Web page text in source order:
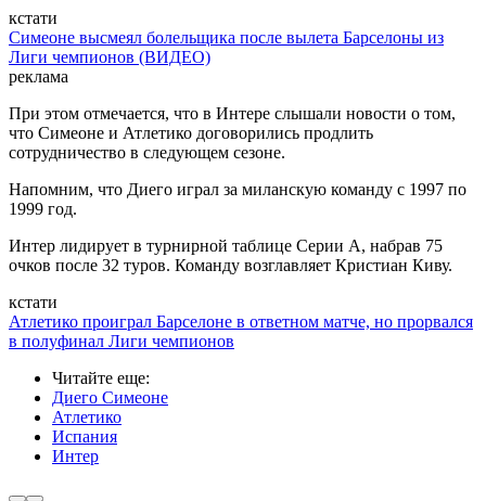
кстати
Симеоне высмеял болельщика после вылета Барселоны из
Лиги чемпионов (ВИДЕО)
реклама
При этом отмечается, что в Интере слышали новости о том,
что Симеоне и Атлетико договорились продлить
сотрудничество в следующем сезоне.
Напомним, что Диего играл за миланскую команду с 1997 по
1999 год.
Интер лидирует в турнирной таблице Серии А, набрав 75
очков после 32 туров. Команду возглавляет Кристиан Киву.
кстати
Атлетико проиграл Барселоне в ответном матче, но прорвался
в полуфинал Лиги чемпионов
Читайте еще:
Диего Симеоне
Атлетико
Испания
Интер